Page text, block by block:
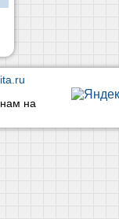
на